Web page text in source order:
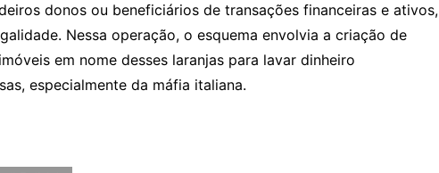
donos ou beneficiários de transações financeiras e ativos,
Nessa operação, o esquema envolvia a criação de
em nome desses laranjas para lavar dinheiro
especialmente da máfia italiana.